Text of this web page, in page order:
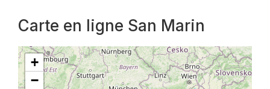
Carte en ligne San Marin
+
−